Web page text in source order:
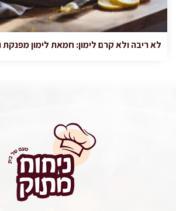
לא ריבה ולא קרם לימון: חמאת לימון